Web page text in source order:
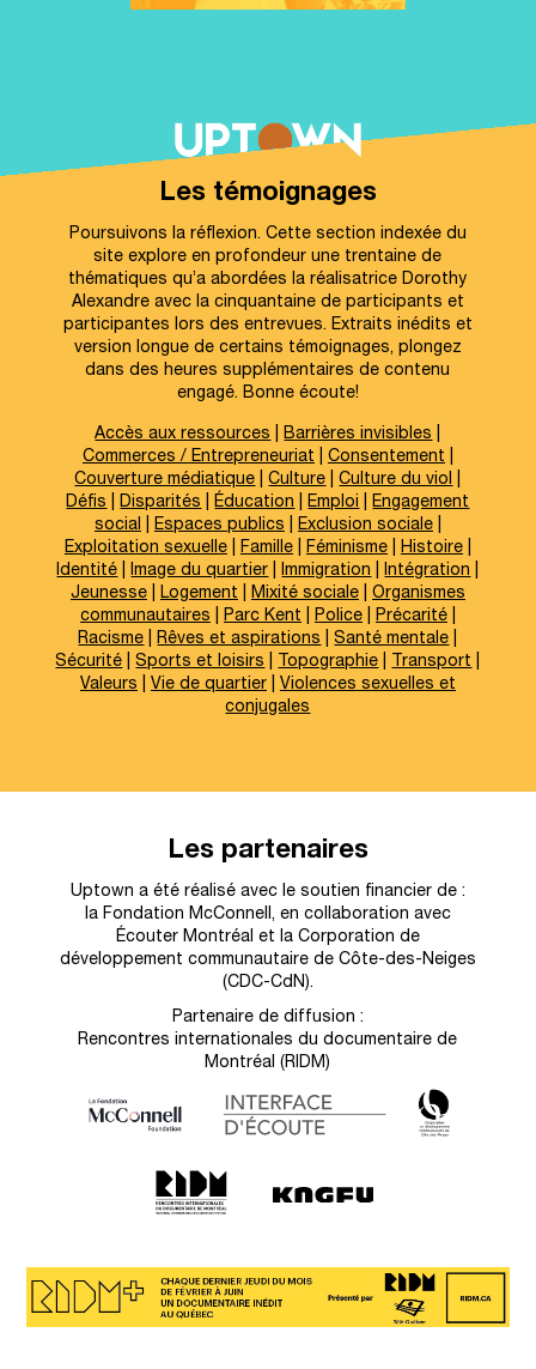
Les témoignages
Poursuivons la réflexion. Cette section indexée du
site explore en profondeur une trentaine de
thématiques qu’a abordées la réalisatrice Dorothy
Alexandre avec la cinquantaine de participants et
participantes lors des entrevues. Extraits inédits et
version longue de certains témoignages, plongez
dans des heures supplémentaires de contenu
engagé. Bonne écoute!
Accès aux ressources |Barrières invisibles
Commerces / Entrepreneuriat
Consentement
Couverture médiatique |Culture |Culture du viol
Défis
|Disparités |Éducation |Emploi |Engagement
social
Espaces publics Exclusion sociale|
Exploitation sexuelle| Famille| Féminisme| Histoire|
Identité |Image du quartier |Immigration |Intégration
Jeunesse| Logement Mixité sociale| Organismes
communautaires
Parc Kent Police| Précarité|
Racisme |Rêves et aspirations |Santé mentale
Sécurité |Sports et loisirs Topographie Transport
Valeurs
Vie de quartier| Violences sexuelles et
conjugales
Les partenaires
Uptown a été réalisé avec le soutien financier de :
la Fondation McConnell, en collaboration avec
Écouter Montréal et la Corporation de
développement communautaire de Côte-des-Neiges
(CDC-CdN).
Partenaire de diffusion :
Rencontres internationales du documentaire de
Montréal (RIDM)